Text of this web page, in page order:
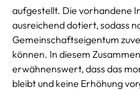
aufgestellt. Die vorhandene
ausreichend dotiert, sodass
Gemeinschaftseigentum
können. In diesem
erwähnenswert, dass das
bleibt und keine Erhöhung